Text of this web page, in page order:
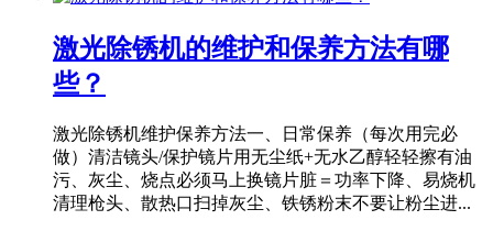
激光除锈机的维护和保养方法有哪
些？
激光除锈机维护保养方法一、日常保养（每次用完必
做）清洁镜头/保护镜片用无尘纸+无水乙醇轻轻擦有油
污、灰尘、烧点必须马上换镜片脏＝功率下降、易烧机
清理枪头、散热口扫掉灰尘、铁锈粉末不要让粉尘进...